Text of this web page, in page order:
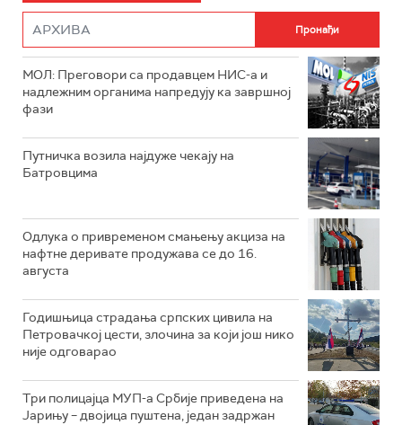
МОЛ: Преговори са продавцем НИС-а и
надлежним органима напредују ка завршној
фази
Путничка возила најдуже чекају на
Батровцима
Одлука о привременом смањењу акциза на
нафтне деривате продужава се до 16.
августа
Годишњица страдања српских цивила на
Петровачкој цести, злочина за који још нико
није одговарао
Три полицајца МУП-а Србије приведена на
Јарињу – двојица пуштена, један задржан